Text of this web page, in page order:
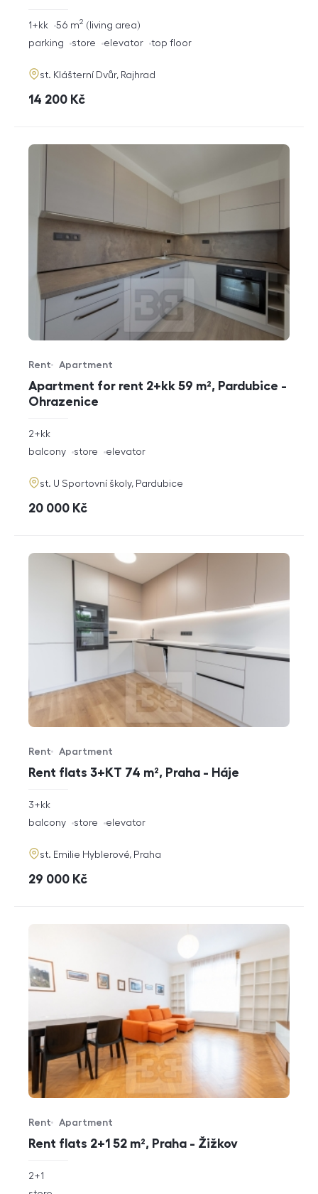
rozměry
disposition
1+kk living area
56 m2
funkce
parking store elevator top floor
adresa
st. Klášterní Dvůr, Rajhrad
cena
14 200 Kč
Apartment for rent 2+kk 59 m², Pardubice -
Ohrazenice
Offer type
Rent
Property type
Apartment
rozměry
disposition
2+kk
funkce
balcony store elevator
adresa
st. U Sportovní školy, Pardubice
cena
20 000 Kč
Rent flats 3+KT 74 m², Praha - Háje
Offer type
Rent
Property type
Apartment
rozměry
3+kk
funkce
balcony store elevator
adresa
st. Emilie Hyblerové, Praha
cena
29 000 Kč
Rent flats 2+1 52 m², Praha - Žižkov
Offer type
Rent
Property type
Apartment
rozměry
2+1